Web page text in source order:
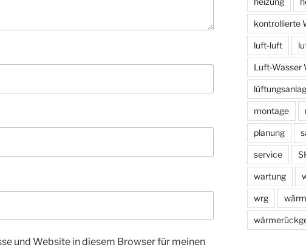
und Website in diesem Browser für meinen
kontrollierte
luft-luft
Luft-Wasser
montage
planung
service
wartung
wrg